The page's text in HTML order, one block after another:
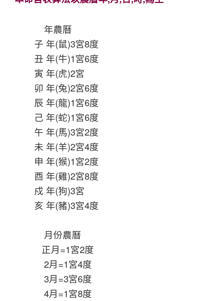
年農曆
子 年(鼠)3宮8度
丑 年(牛)1宮6度
寅 年(虎)2宮
卯 年(兔)2宮6度
辰 年(龍)1宮6度
己 年(蛇)1宮6度
午 年(馬)3宮2度
未 年(羊)2宮4度
申 年(猴)1宮2度
酉 年(雞)2宮8度
戍 年(狗)3宮
亥 年(豬)3宮4度
月份農曆
正月=1宮2度
2月=1宮4度
3月=3宮6度
4月=1宮8度